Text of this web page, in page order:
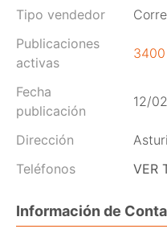
Tipo vendedor
Publicaciones
activas
Fecha
publicación
12/
Dirección
Teléfonos
VER
Información de